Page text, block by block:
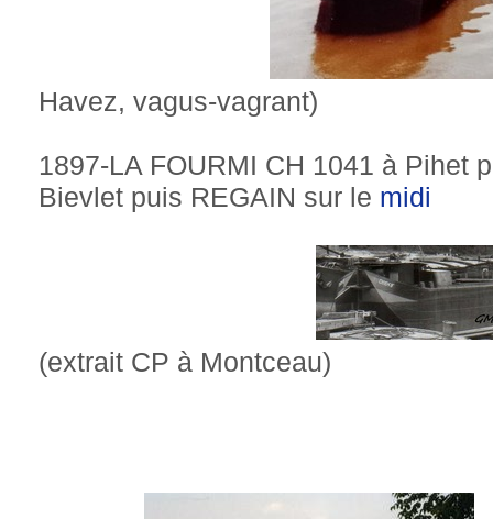
Havez, vagus-vagrant)
1897-LA FOURMI CH 1041 à Pihet
Bievlet puis REGAIN sur le midi
(extrait CP à Montceau)